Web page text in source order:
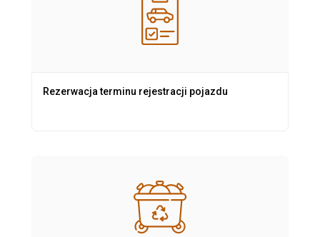
Rezerwacja terminu rejestracji pojazdu